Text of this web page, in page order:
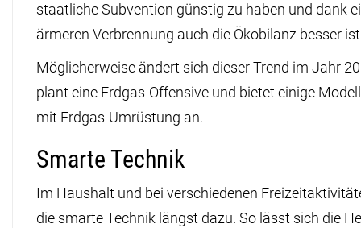
staatliche Subvention günstig zu haben und dank
ärmeren Verbrennung auch die Ökobilanz besser
Möglicherweise ändert sich dieser Trend im Jahr
plant eine Erdgas-Offensive und bietet einige
mit Erdgas-Umrüstung an.
Smarte Technik
Im Haushalt und bei verschiedenen
die smarte Technik längst dazu. So lässt sich die